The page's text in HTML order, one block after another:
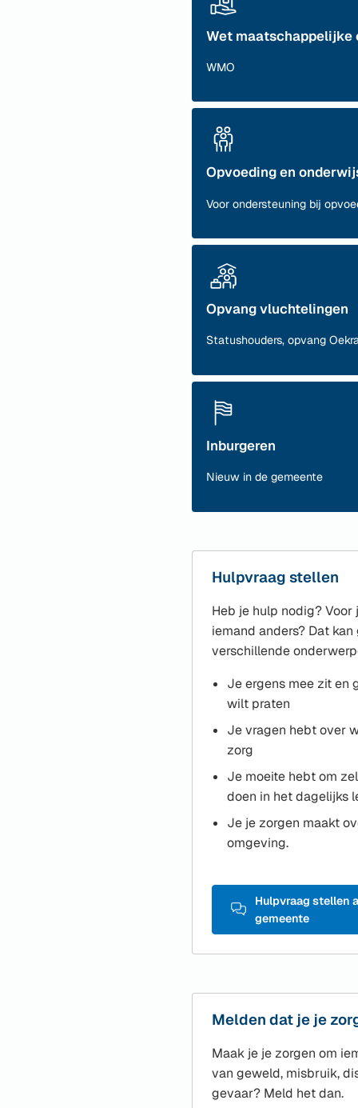
Wet maatschappelijke
WMO
Opvoeding en
Voor ondersteuning bij
Opvang vluchtelingen
Statushouders, opvang
Inburgeren
Nieuw in de gemeente
Hulpvraag stellen
Heb je hulp nodig?
iemand anders? Dat
verschillende
Je ergens mee zit en
wilt praten
Je vragen hebt over
zorg
Je moeite hebt om
doen in het dagelijks
Je je zorgen maakt
omgeving.
Hulpvraag stellen
gemeente
(Verwijst
naar
een
Melden dat je je
Maak je je zorgen om
van geweld, misbruik,
gevaar? Meld het dan.